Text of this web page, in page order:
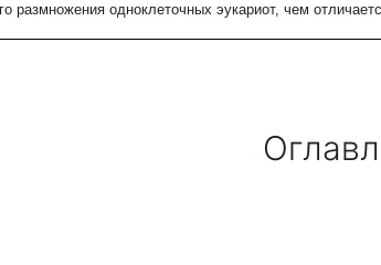
размножения одноклеточных эукариот, чем